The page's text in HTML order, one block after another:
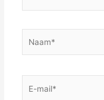
mail*